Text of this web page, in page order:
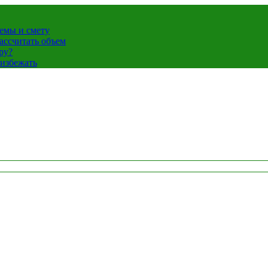
и смету
объем